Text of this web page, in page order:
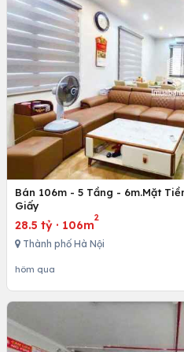
Bán 106m - 5 Tầng - 6m.Mặt
Giấy
28.5 tỷ · 106m
2
Thành phố Hà Nội
hôm qua